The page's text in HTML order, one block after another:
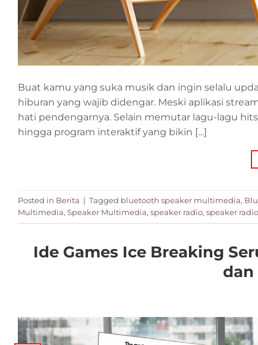
Buat kamu yang suka musik dan ingin selalu
hiburan yang wajib didengar. Meski aplikasi
hati pendengarnya. Selain memutar lagu-lagu
hingga program interaktif yang bikin […]
Posted in Berita | Tagged bluetooth speaker multimedia,
Multimedia, Speaker Multimedia, speaker radio, speaker
Ide Games Ice Breaking
dan